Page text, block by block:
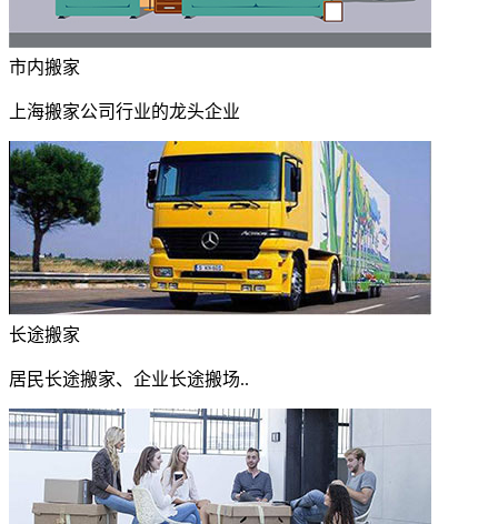
市内搬家
上海搬家公司行业的龙头企业
长途搬家
居民长途搬家、企业长途搬场..